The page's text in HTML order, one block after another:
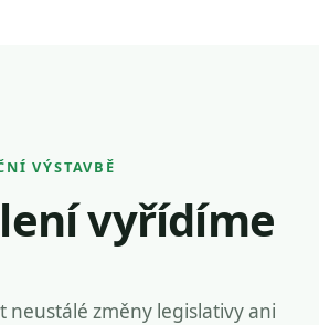
VÝSTAVBĚ
vyřídíme
změny legislativy ani